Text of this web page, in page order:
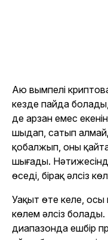
Аю вымпелі
кезде пайда
де арзан емес
шыдап, сатып
қобалжып, оны
шығады.
өседі, бірақ әлсіз
Уақыт өте келе, осы
көлем әлсіз болады.
диапазонда ешбір